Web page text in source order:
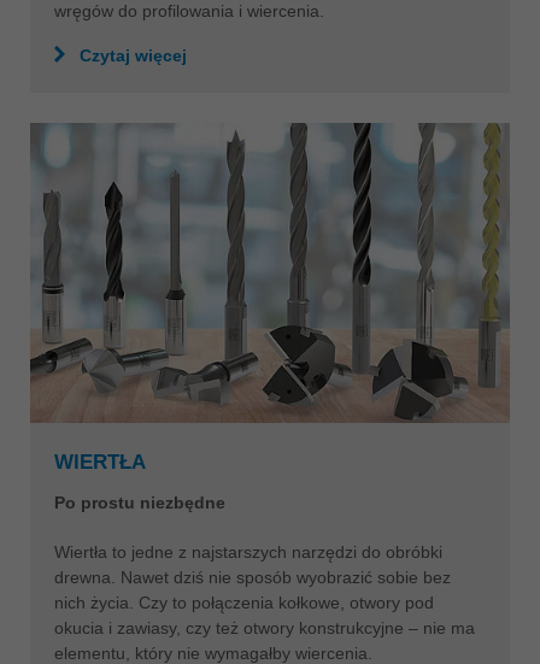
wręgów do profilowania i wiercenia.
Czytaj więcej
WIERTŁA
Po prostu niezbędne
Wiertła to jedne z najstarszych narzędzi do obróbki
drewna. Nawet dziś nie sposób wyobrazić sobie bez
nich życia. Czy to połączenia kołkowe, otwory pod
okucia i zawiasy, czy też otwory konstrukcyjne – nie ma
elementu, który nie wymagałby wiercenia.